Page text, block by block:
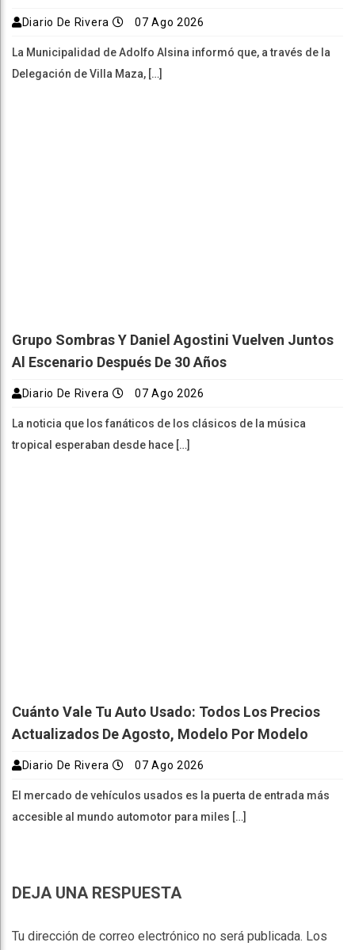
Diario De Rivera 07 Ago 2026
La Municipalidad de Adolfo Alsina informó que, a través de la
Delegación de Villa Maza, […]
Grupo Sombras Y Daniel Agostini Vuelven Juntos
Al Escenario Después De 30 Años
Diario De Rivera 07 Ago 2026
La noticia que los fanáticos de los clásicos de la música
tropical esperaban desde hace […]
Cuánto Vale Tu Auto Usado: Todos Los Precios
Actualizados De Agosto, Modelo Por Modelo
Diario De Rivera 07 Ago 2026
El mercado de vehículos usados es la puerta de entrada más
accesible al mundo automotor para miles […]
DEJA UNA RESPUESTA
Tu dirección de correo electrónico no será publicada. Los